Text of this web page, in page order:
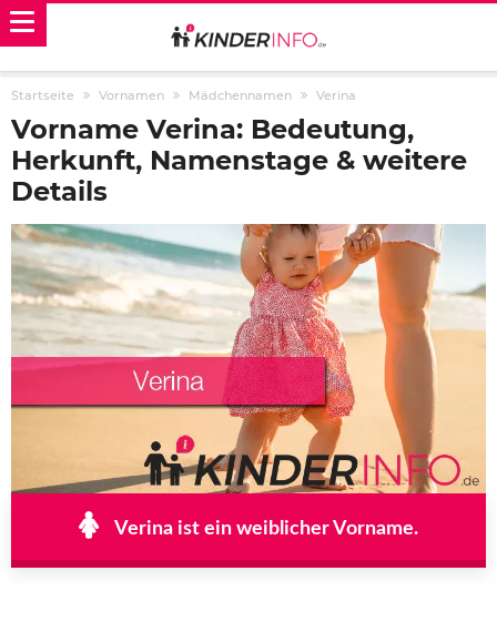
Startseite Vornamen Mädchennamen Verina
Vorname Verina: Bedeutung,
Herkunft, Namenstage & weitere
Details
Verina ist ein weiblicher Vorname.